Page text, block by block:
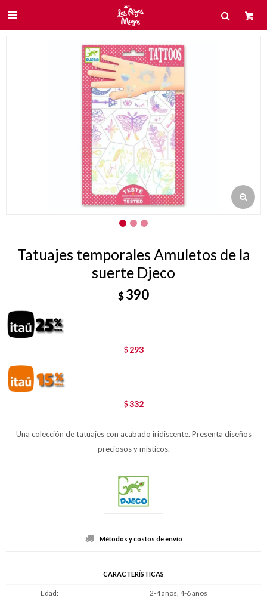

Tatuajes temporales Amuletos de la
suerte Djeco
$390
$ 293
$332
Una colección de tatuajes con acabado iridiscente. Presenta diseños
preciosos y místicos.
Métodos y costos de envío
CARACTERÍSTICAS
Edad 2-4 años, 4-6 años